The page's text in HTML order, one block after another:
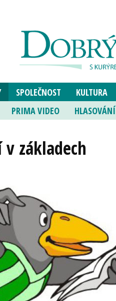
SPOLEČNOST KULTURA
PRIMA VIDEO HLASOVÁNÍ
základech